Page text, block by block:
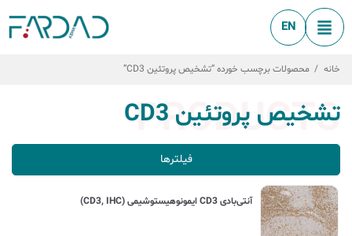
EN
خانه / محصولات برچسب خورده “تشخیص پروتئین CD3”
PRODUCTS
تشخیص پروتئین CD3
فیلترها
آنتی‌بادی CD3 ایمونوهیستوشیمی (CD3, IHC)